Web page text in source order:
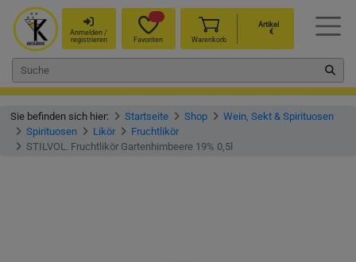
Anmelden /
registrieren
Favoriten Warenkorb
Artikel
€
Sie befinden sich hier: Startseite Shop
Wein, Sekt & Spirituosen
Spirituosen
Likör
Fruchtlikör
STILVOL. Fruchtlikör Gartenhimbeere 19% 0,5l